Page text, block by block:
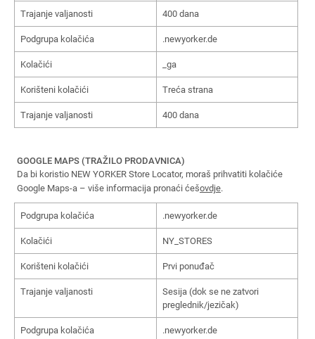
Trajanje valjanosti 400 dana
Podgrupa kolačića .newyorker.de
Kolačići _ga
Korišteni kolačići Treća strana
Trajanje valjanosti 400 dana
GOOGLE MAPS (TRAŽILO PRODAVNICA)
Da bi koristio NEW YORKER Store Locator, moraš prihvatiti kolačiće
Google Maps-a – više informacija pronaći ćešovdje.
Podgrupa kolačića .newyorker.de
Kolačići NY_STORES
Korišteni kolačići Prvi ponuđač
Trajanje valjanosti
Sesija (dok se ne zatvori
preglednik/jezičak)
Podgrupa kolačića .newyorker.de